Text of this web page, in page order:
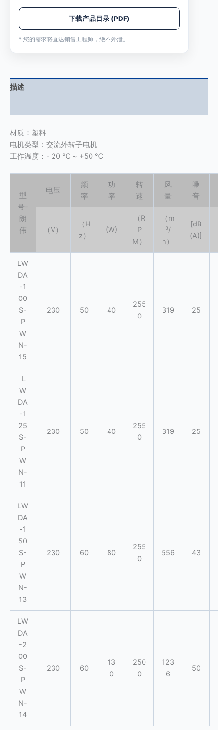
下载产品目录 (PDF)
* 您的需求将直达销售工程师，绝不外泄。
描述
材质：塑料
电机类型：交流外转子电机
工作温度：- 20 ℃ ~ +50 ℃
型
号-
朗
伟
电压
频
率
功
率
转
速
风
量
噪
音
（V）
（H
z）
(W)
（R
P
M）
（m
³/
h）
[dB
(A)]
LW
DA
-1
00
S-
P
W
N-
15
230 50 40
255
0
319 25
L
W
DA
-1
25
S-
P
W
N-
11
230 50 40
255
0
319 25
LW
DA
-1
50
S-
P
W
N-
13
230 60 80
255
0
556 43
LW
DA
-2
00
S-
P
W
N-
14
230 60
13
0
250
0
123
6
50